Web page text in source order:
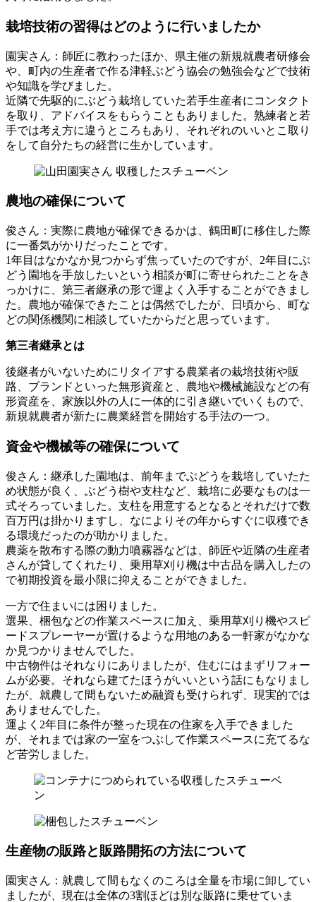
栽培技術の習得はどのように行いましたか
園実さん ：師匠に教わったほか、県主催の新規就農者研修会
や、町内の生産者で作る津軽ぶどう協会の勉強会などで技術
や知識を学びました。
近隣で先駆的にぶどう栽培していた若手生産者にコンタクト
を取り、アドバイスをもらうこともありました。熟練者と若
手では考え方に違うところもあり、それぞれのいいとこ取り
をして自分たちの経営に生かしています。
農地の確保について
俊さん ：実際に農地が確保できるかは、鶴田町に移住した際
に一番気がかりだったことです。
1年目はなかなか見つからず焦っていたのですが、2年目にぶ
どう園地を手放したいという相談が町に寄せられたことをき
っかけに、第三者継承の形で運よく入手することができまし
た。農地が確保できたことは偶然でしたが、日頃から、町な
どの関係機関に相談していたからだと思っています。
第三者継承とは
後継者がいないためにリタイアする農業者の栽培技術や販
路、ブランドといった無形資産と、農地や機械施設などの有
形資産を、家族以外の人に一体的に引き継いでいくもので、
新規就農者が新たに農業経営を開始する手法の一つ。
資金や機械等の確保について
俊さん ：継承した園地は、前年までぶどうを栽培していたた
め状態が良く、ぶどう樹や支柱など、栽培に必要なものは一
式そろっていました。支柱を用意するとなるとそれだけで数
百万円は掛かりますし、なによりその年からすぐに収穫でき
る環境だったのが助かりました。
農薬を散布する際の動力噴霧器などは、師匠や近隣の生産者
さんが貸してくれたり、乗用草刈り機は中古品を購入したの
で初期投資を最小限に抑えることができました。
一方で住まいには困りました。
選果、梱包などの作業スペースに加え、乗用草刈り機やスピ
ードスプレーヤーが置けるような用地のある一軒家がなかな
か見つかりませんでした。
中古物件はそれなりにありましたが、住むにはまずリフォー
ムが必要。それなら建てたほうがいいという話にもなりまし
たが、就農して間もないため融資も受けられず、現実的では
ありませんでした。
運よく2年目に条件が整った現在の住家を入手できました
が、それまでは家の一室をつぶして作業スペースに充てるな
ど苦労しました。
生産物の販路と販路開拓の方法について
園実さん ：就農して間もなくのころは全量を市場に卸してい
ましたが、現在は全体の3割ほどは別な販路に乗せていま